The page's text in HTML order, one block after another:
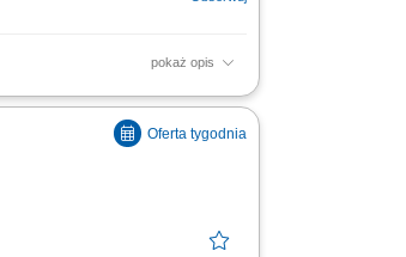
pokaż opis
Monitorowanie